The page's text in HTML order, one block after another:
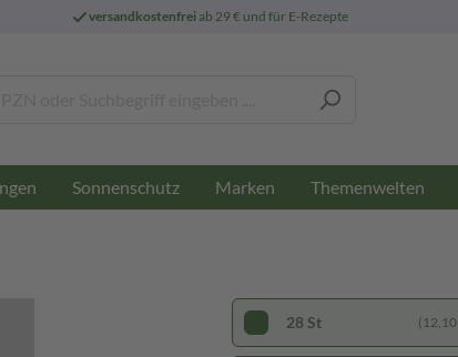
versandkostenfreiab 29 € und für E-Rezepte
Sonnenschutz Marken Themenwelten
28 St (12,10